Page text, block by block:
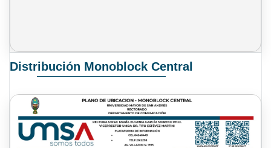
Distribución Monoblock Central